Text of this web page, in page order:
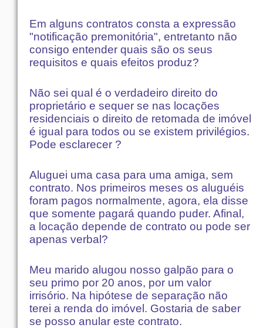
Em alguns contratos consta a expressão
"notificação premonitória", entretanto não
consigo entender quais são os seus
requisitos e quais efeitos produz?
Não sei qual é o verdadeiro direito do
proprietário e sequer se nas locações
residenciais o direito de retomada de imóvel
é igual para todos ou se existem privilégios.
Pode esclarecer ?
Aluguei uma casa para uma amiga, sem
contrato. Nos primeiros meses os aluguéis
foram pagos normalmente, agora, ela disse
que somente pagará quando puder. Afinal,
a locação depende de contrato ou pode ser
apenas verbal?
Meu marido alugou nosso galpão para o
seu primo por 20 anos, por um valor
irrisório. Na hipótese de separação não
terei a renda do imóvel. Gostaria de saber
se posso anular este contrato.